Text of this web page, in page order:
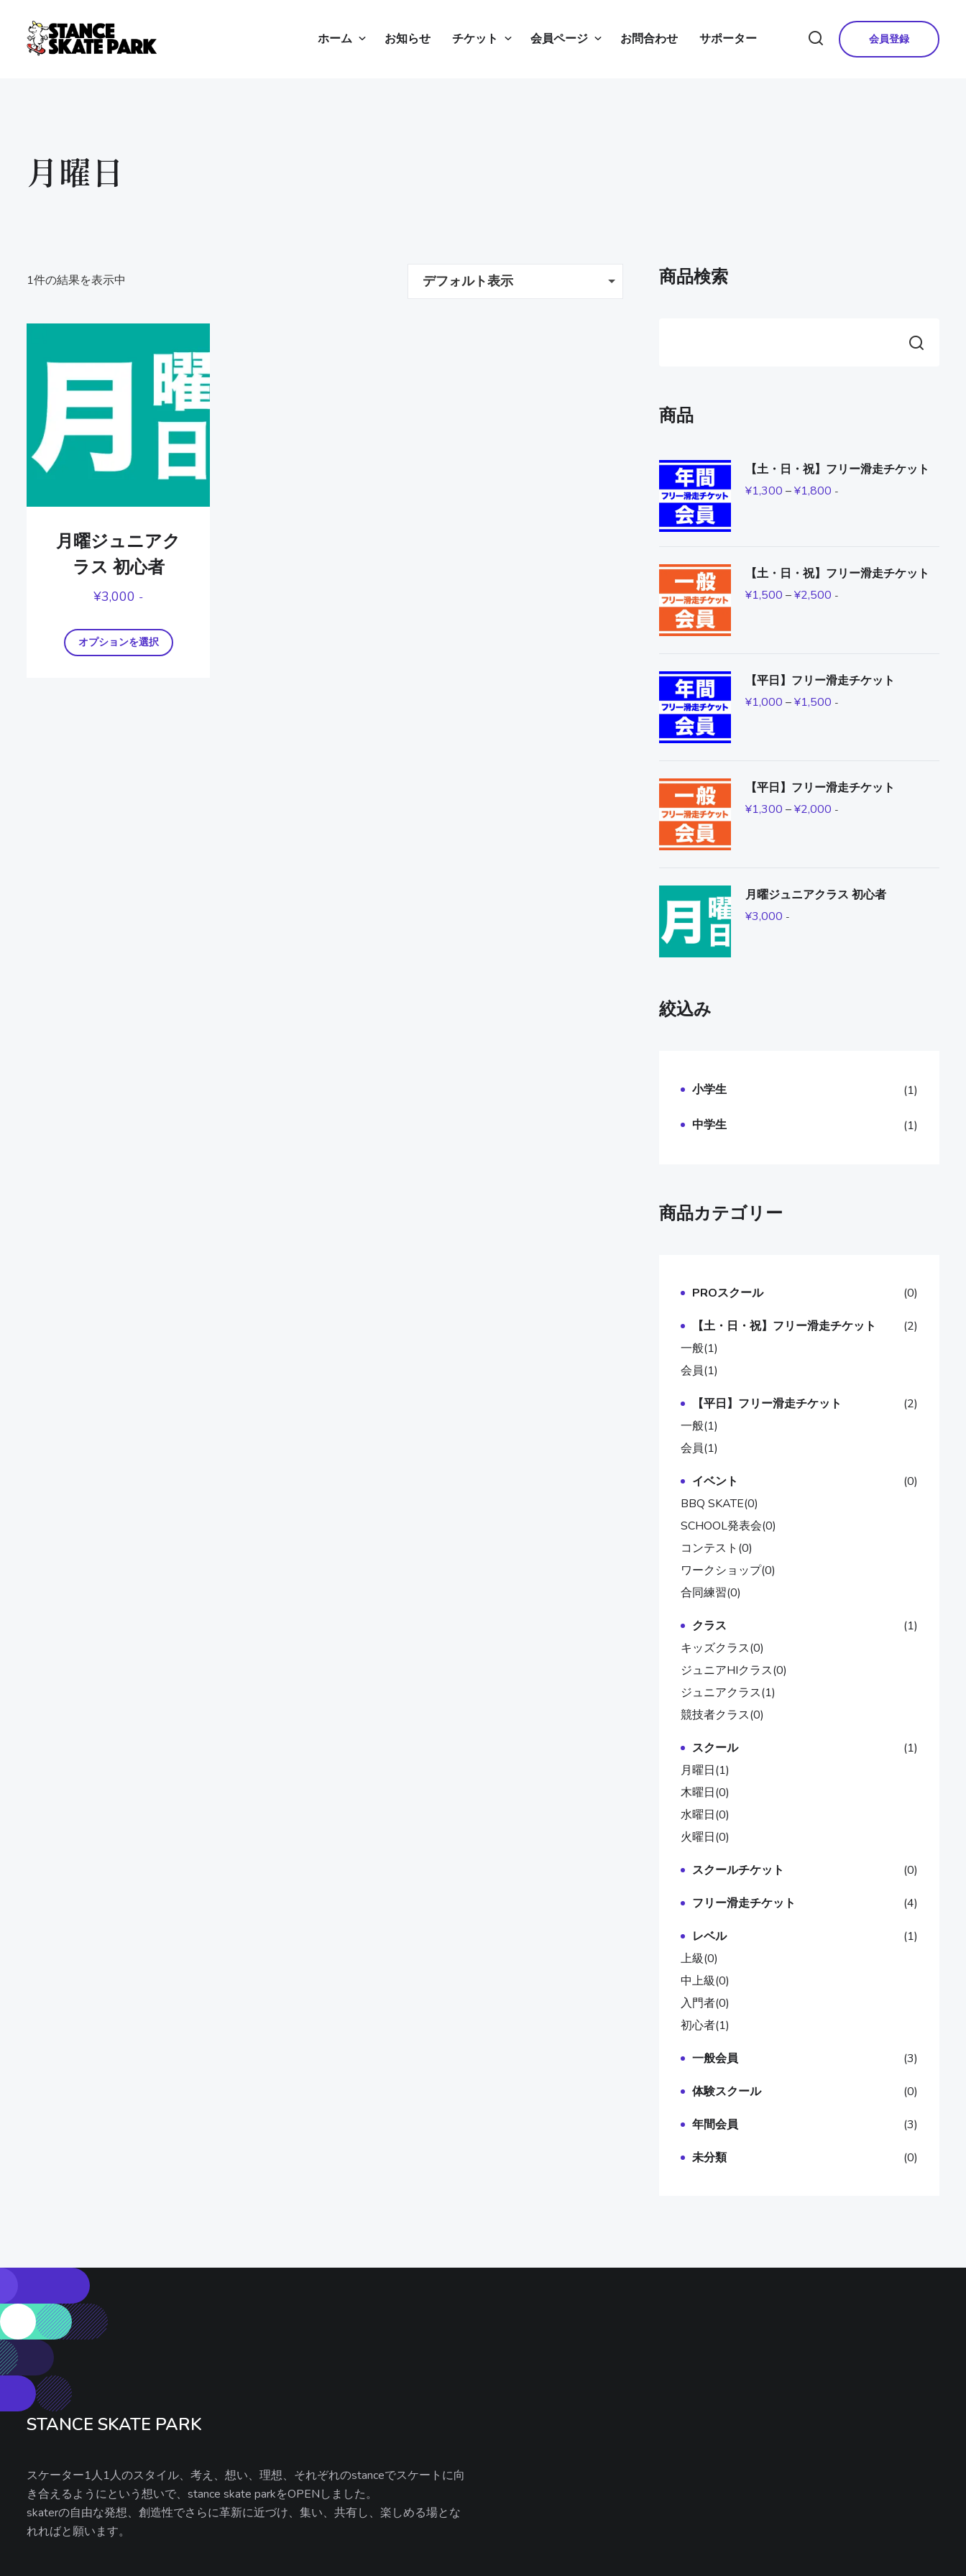
ホーム お知らせ チケット 会員ページ お問合わせ サポーター 会員登録
月曜日
1件の結果を表示中 デフォルト表示
月曜ジュニアク
ラス 初心者
¥3,000 -
オプションを選択
商品検索
商品
【土・日・祝】フリー滑走チケット
¥1,300 –¥1,800 -
【土・日・祝】フリー滑走チケット
¥1,500 –¥2,500 -
【平日】フリー滑走チケット
¥1,000 –¥1,500 -
【平日】フリー滑走チケット
¥1,300 –¥2,000 -
月曜ジュニアクラス 初心者
¥3,000 -
絞込み
小学生 (1)
中学生 (1)
商品カテゴリー
PROスクール (0)
【土・日・祝】フリー滑走チケット
(2)
一般(1)
会員(1)
【平日】フリー滑走チケット
(2)
一般(1)
会員(1)
イベント
(0)
BBQ SKATE(0)
SCHOOL発表会(0)
コンテスト (0)
ワークショップ(0)
合同練習(0)
クラス
(1)
キッズクラス(0)
ジュニアHIクラス(0)
ジュニアクラス(1)
競技者クラス(0)
スクール
(1)
月曜日(1)
木曜日(0)
水曜日(0)
火曜日(0)
スクールチケット (0)
フリー滑走チケット (4)
レベル
(1)
上級(0)
中上級(0)
入門者(0)
初心者(1)
一般会員 (3)
体験スクール (0)
年間会員 (3)
未分類 (0)
STANCE SKATE PARK
スケーター1人1人のスタイル、考え、想い、理想、それぞれのstanceでスケートに向
き合えるようにという想いで、stance skate parkをOPENしました。
skaterの自由な発想、創造性でさらに革新に近づけ、集い、共有し、楽しめる場とな
れればと願います。